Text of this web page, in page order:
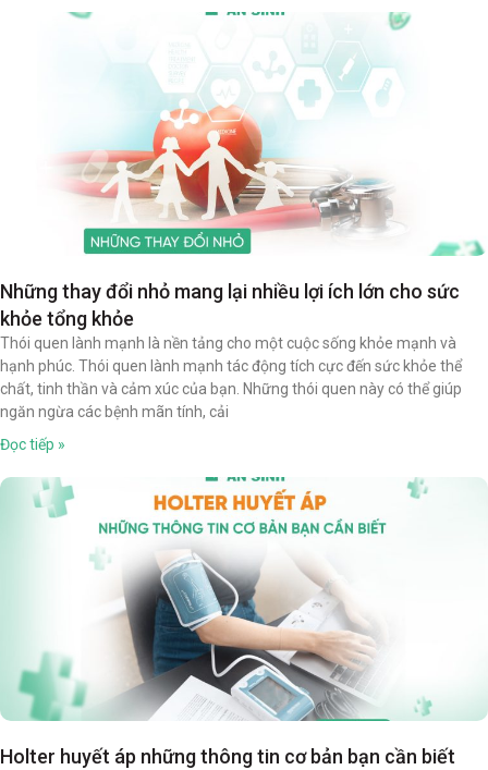
Những thay đổi nhỏ mang lại nhiều lợi ích lớn cho sức
khỏe tổng khỏe
Thói quen lành mạnh là nền tảng cho một cuộc sống khỏe mạnh và
hạnh phúc. Thói quen lành mạnh tác động tích cực đến sức khỏe thể
chất, tinh thần và cảm xúc của bạn. Những thói quen này có thể giúp
ngăn ngừa các bệnh mãn tính, cải
Đọc tiếp »
Holter huyết áp những thông tin cơ bản bạn cần biết